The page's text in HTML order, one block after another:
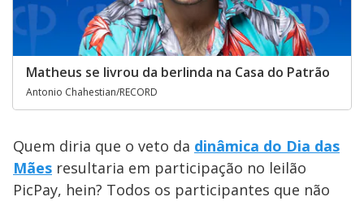
Matheus se livrou da berlinda na Casa do Patrão
Antonio Chahestian/RECORD
Quem diria que o veto da dinâmica do Dia das
Mães resultaria em participação no leilão
PicPay, hein? Todos os participantes que não